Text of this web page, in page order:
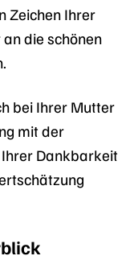
Zeichen Ihrer
die schönen
bei Ihrer Mutter
mit der
Ihrer Dankbarkeit